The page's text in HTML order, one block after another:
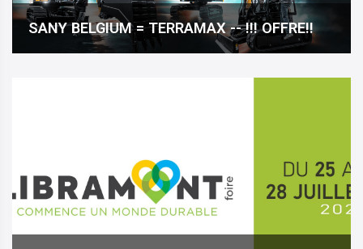
SANY BELGIUM = TERRAMAX -- !!! OFFRE!!